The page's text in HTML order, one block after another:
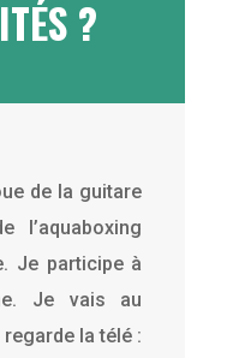
?
de la guitare
l’aquaboxing
Je participe à
Je vais au
la télé :